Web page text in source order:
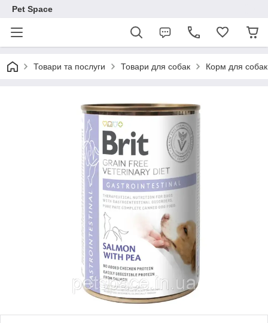
Pet Space
Товари та послуги Товари для собак Корм для собак